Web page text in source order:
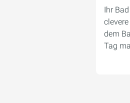
Ihr
dem
Tag